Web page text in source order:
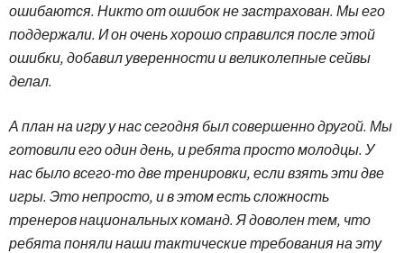
ошибаются. Никто от ошибок не застрахован. Мы его
поддержали. И он очень хорошо справился после этой
ошибки, добавил уверенности и великолепные сейвы
делал.
А план на игру у нас сегодня был совершенно другой. Мы
готовили его один день, и ребята просто молодцы. У
нас было всего-то две тренировки, если взять эти две
игры. Это непросто, и в этом есть сложность
тренеров национальных команд. Я доволен тем, что
ребята поняли наши тактические требования на эту